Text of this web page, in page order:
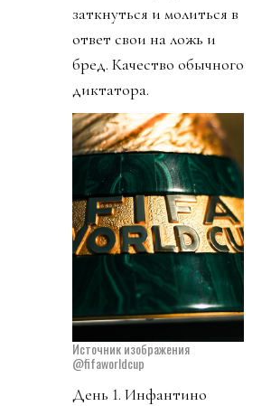
заткнуться и молиться в
ответ свои на ложь и
бред. Качество обычного
диктатора.
Источник изображения
@fifaworldcup
День 1. Инфантино